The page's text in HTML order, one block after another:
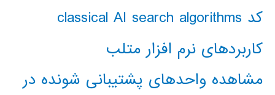
کد classical AI search algorithms
کاربردهای نرم افزار متلب
مشاهده واحدهای پشتیبانی شونده در